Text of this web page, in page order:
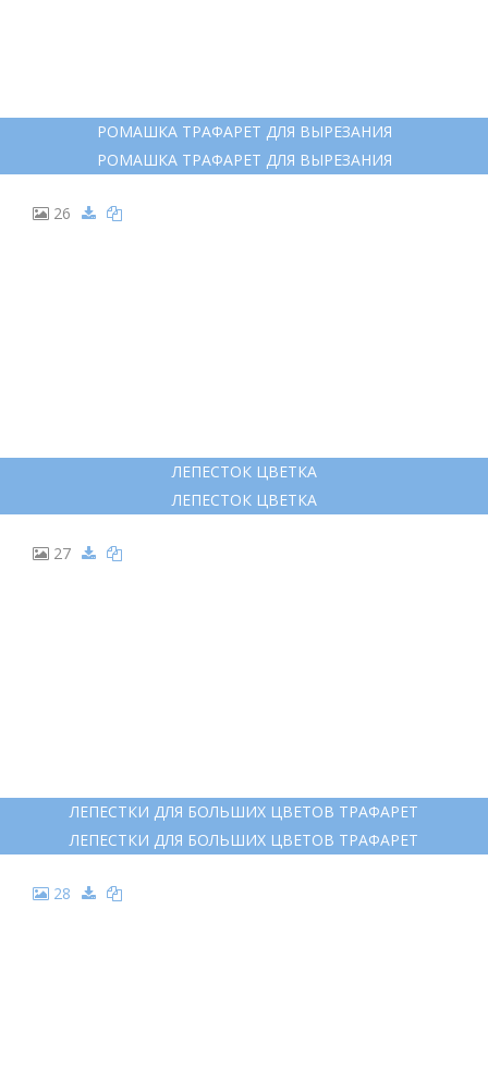
РОМАШКА ТРАФАРЕТ ДЛЯ ВЫРЕЗАНИЯ
РОМАШКА ТРАФАРЕТ ДЛЯ ВЫРЕЗАНИЯ
26
ЛЕПЕСТОК ЦВЕТКА
ЛЕПЕСТОК ЦВЕТКА
27
ЛЕПЕСТКИ ДЛЯ БОЛЬШИХ ЦВЕТОВ ТРАФАРЕТ
ЛЕПЕСТКИ ДЛЯ БОЛЬШИХ ЦВЕТОВ ТРАФАРЕТ
28